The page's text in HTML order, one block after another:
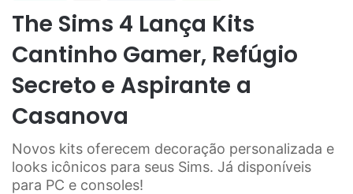
The Sims 4 Lança Kits
Cantinho Gamer, Refúgio
Secreto e Aspirante a
Casanova
Novos kits oferecem decoração personalizada e
looks icônicos para seus Sims. Já disponíveis
para PC e consoles!